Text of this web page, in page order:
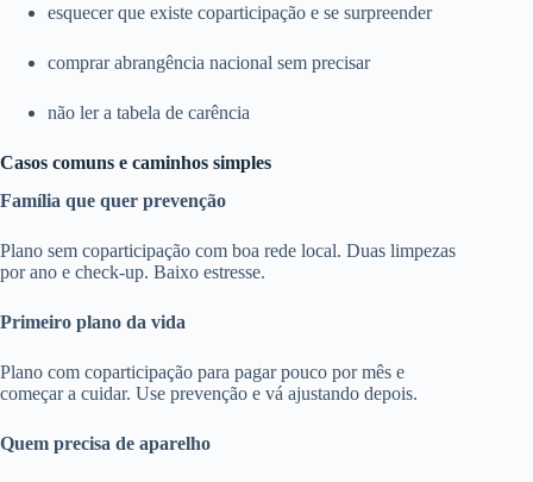
esquecer que existe coparticipação e se surpreender
comprar abrangência nacional sem precisar
não ler a tabela de carência
Casos comuns e caminhos simples
Família que quer prevenção
Plano sem coparticipação com boa rede local. Duas limpezas
por ano e check-up. Baixo estresse.
Primeiro plano da vida
Plano com coparticipação para pagar pouco por mês e
começar a cuidar. Use prevenção e vá ajustando depois.
Quem precisa de aparelho